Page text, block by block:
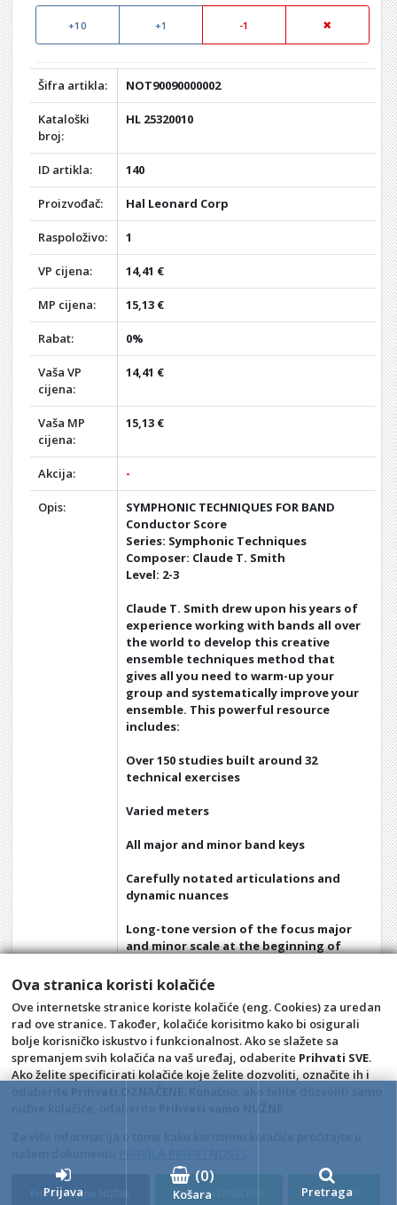
+10 +1 -1
Šifra artikla: NOT90090000002
Kataloški
broj:
HL 25320010
ID artikla: 140
Proizvođač: Hal Leonard Corp
Raspoloživo: 1
VP cijena: 14,41 €
MP cijena: 15,13 €
Rabat: 0%
Vaša VP
cijena:
14,41 €
Vaša MP
cijena:
15,13 €
Akcija: -
Opis:
SYMPHONIC TECHNIQUES FOR BAND
Conductor Score
Series: Symphonic Techniques
Composer: Claude T. Smith
Level: 2-3
Claude T. Smith drew upon his years of
experience working with bands all over
the world to develop this creative
ensemble techniques method that
gives all you need to warm-up your
group and systematically improve your
ensemble. This powerful resource
includes:
Over 150 studies built around 32
technical exercises
Varied meters
All major and minor band keys
Carefully notated articulations and
dynamic nuances
Long-tone version of the focus major
and minor scale at the beginning of
13 chorales in the full range of keys
A wide variety of styles
Opći uvjeti
Pravila privatnosti
Raskid ugovora – povrat
Prigovor potrošača –
4D Wand IMC 24.11.14.1
Ova stranica koristi kolačiće
Ove internetske stranice koriste kolačiće (eng. Cookies) za uredan
rad ove stranice. Također, kolačiće korisitmo kako bi osigurali
bolje korisničko iskustvo i funkcionalnost. Ako se slažete sa
spremanjem svih kolačića na vaš uređaj, odaberite Prihvati SVE.
Ako želite specificirati kolačiće koje želite dozvoliti, označite ih i
Prihvati samo NUŽNE Prihvati OZNAČENE Prihvati SVE
Prijava
(0)
Košara Pretraga